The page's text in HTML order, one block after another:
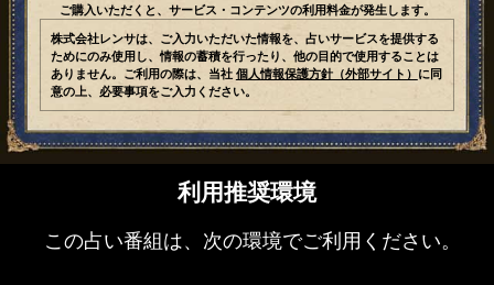
ご購入いただくと、サービス・コンテンツの利用料金が発生します。
株式会社レンサは、ご入力いただいた情報を、占いサービスを提供する
ためにのみ使用し、情報の蓄積を行ったり、他の目的で使用することは
ありません。ご利用の際は、当社 個人情報保護方針（外部サイト） に同
意の上、必要事項をご入力ください。
利用推奨環境
この占い番組は、次の環境でご利用ください。